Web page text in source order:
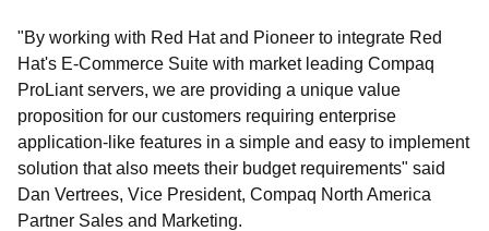
"By working with Red Hat and Pioneer to integrate Red
Hat's E-Commerce Suite with market leading Compaq
ProLiant servers, we are providing a unique value
proposition for our customers requiring enterprise
application-like features in a simple and easy to implement
solution that also meets their budget requirements" said
Dan Vertrees, Vice President, Compaq North America
Partner Sales and Marketing.